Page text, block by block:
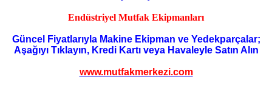
Endüstriyel Mutfak Ekipmanları
Güncel Fiyatlarıyla Makine Ekipman ve Yedekparçalar;
Aşağıyı Tıklayın, Kredi Kartı veya Havaleyle Satın Alın
www.mutfakmerkezi.com